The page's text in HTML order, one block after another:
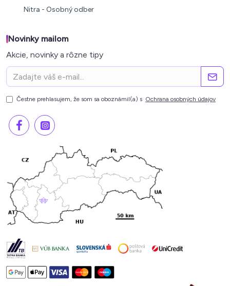
Nitra - Osobný odber
Novinky mailom
Akcie, novinky a rôzne tipy
Čestne prehlasujem, že som sa oboznámil(a) s Ochrana osobných údajov